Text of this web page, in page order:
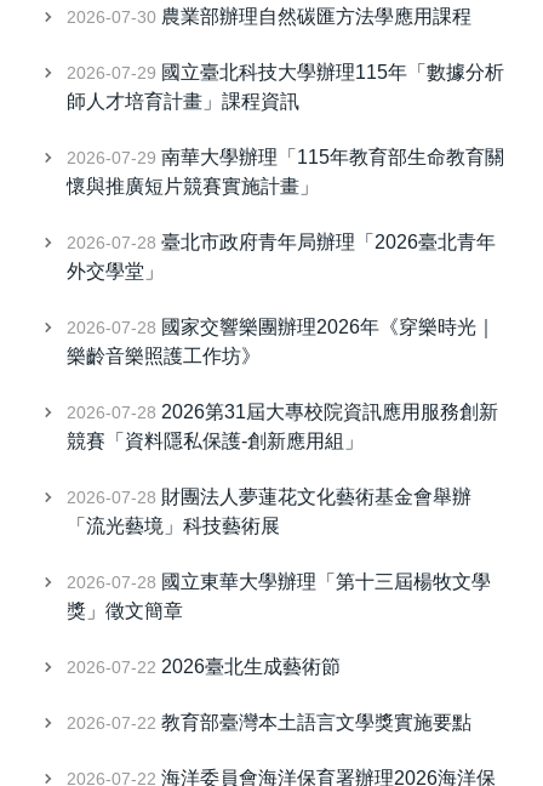
2026-07-30 農業部辦理自然碳匯方法學應用課程
2026-07-29 國立臺北科技大學辦理115年「數據分析
師人才培育計畫」課程資訊
2026-07-29 南華大學辦理「115年教育部生命教育關
懷與推廣短片競賽實施計畫」
2026-07-28 臺北市政府青年局辦理「2026臺北青年
外交學堂」
2026-07-28 國家交響樂團辦理2026年《穿樂時光｜
樂齡音樂照護工作坊》
2026-07-28 2026第31屆大專校院資訊應用服務創新
競賽「資料隱私保護-創新應用組」
2026-07-28 財團法人夢蓮花文化藝術基金會舉辦
「流光藝境」科技藝術展
2026-07-28 國立東華大學辦理「第十三屆楊牧文學
獎」徵文簡章
2026-07-22 2026臺北生成藝術節
2026-07-22 教育部臺灣本土語言文學獎實施要點
2026-07-22 海洋委員會海洋保育署辦理2026海洋保